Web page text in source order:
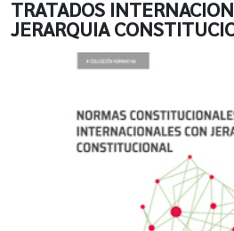
TRATADOS
JERARQUIA